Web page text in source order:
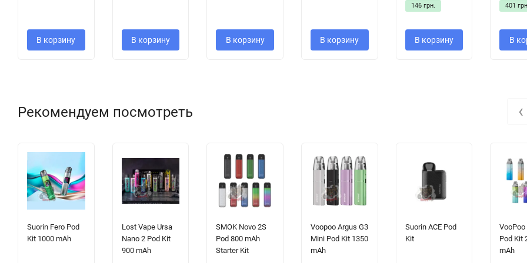
В корзину В корзину В корзину В корзину
146 грн.
В корзину
401
В
Рекомендуем посмотреть
Suorin Fero Pod
Kit 1000 mAh
Lost Vape Ursa
Nano 2 Pod Kit
900 mAh
SMOK Novo 2S
Pod 800 mAh
Starter Kit
Voopoo Argus G3
Mini Pod Kit 1350
mAh
Suorin ACE Pod
Kit
Pod Kit
mAh
‹